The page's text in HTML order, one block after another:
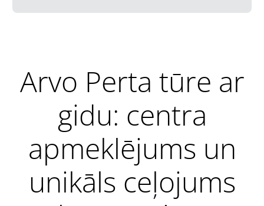
Arvo Perta tūre ar
gidu: centra
apmeklējums un
unikāls ceļojums